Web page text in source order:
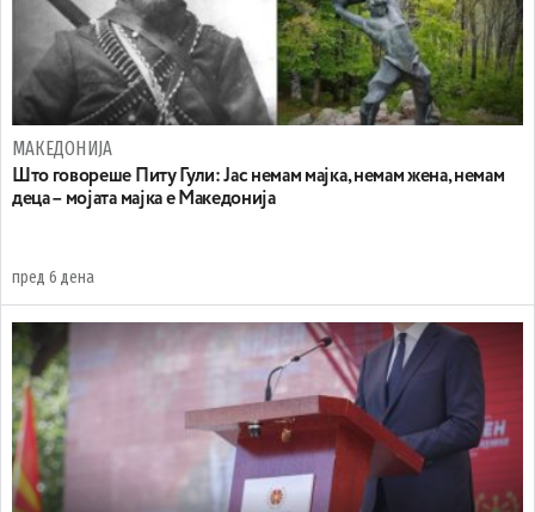
МАКЕДОНИЈА
Што говореше Питу Гули: Јас немам мајка, немам жена, немам
деца – мојата мајка е Македонија
пред 6 дена